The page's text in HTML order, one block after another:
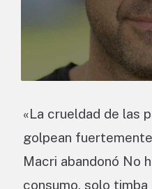
«La crueldad de las
golpean
Macri abandonó No
consumo, solo